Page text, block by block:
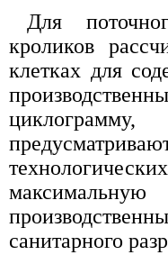
Для
кроликов
клетках для
санитарного